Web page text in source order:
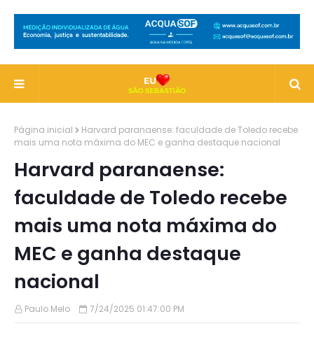
Página inicial
Harvard paranaense: faculdade de Toledo recebe
mais uma nota máxima do MEC e ganha destaque nacional
Harvard paranaense:
faculdade de Toledo recebe
mais uma nota máxima do
MEC e ganha destaque
nacional
Paulo Melo 7/24/2025 01:47:00 PM